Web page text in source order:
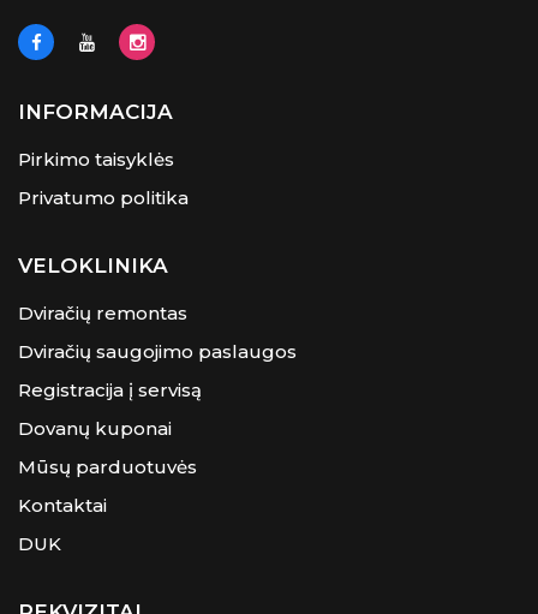
INFORMACIJA
Pirkimo taisyklės
Privatumo politika
VELOKLINIKA
Dviračių remontas
Dviračių saugojimo paslaugos
Registracija į servisą
Dovanų kuponai
Mūsų parduotuvės
Kontaktai
DUK